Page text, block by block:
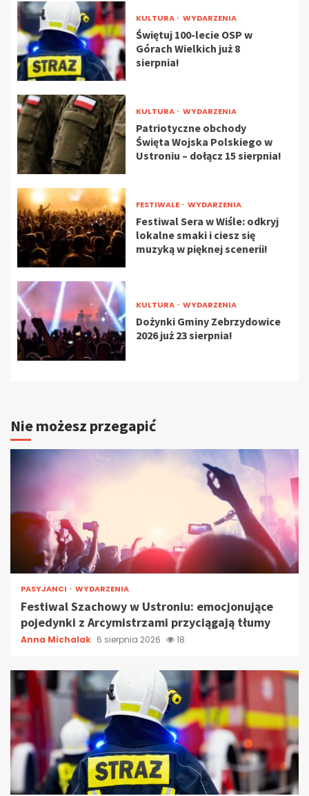
KULTURA WYDARZENIA
Świętuj 100-lecie OSP w
Górach Wielkich już 8
sierpnia!
KULTURA WYDARZENIA
Patriotyczne obchody
Święta Wojska Polskiego w
Ustroniu – dołącz 15 sierpnia!
FESTIWALE WYDARZENIA
Festiwal Sera w Wiśle: odkryj
lokalne smaki i ciesz się
muzyką w pięknej scenerii!
KULTURA WYDARZENIA
Dożynki Gminy Zebrzydowice
2026 już 23 sierpnia!
Nie możesz przegapić
PASYJANCI WYDARZENIA
Festiwal Szachowy w Ustroniu: emocjonujące
pojedynki z Arcymistrzami przyciągają tłumy
Anna Michalak 6 sierpnia 2026 18